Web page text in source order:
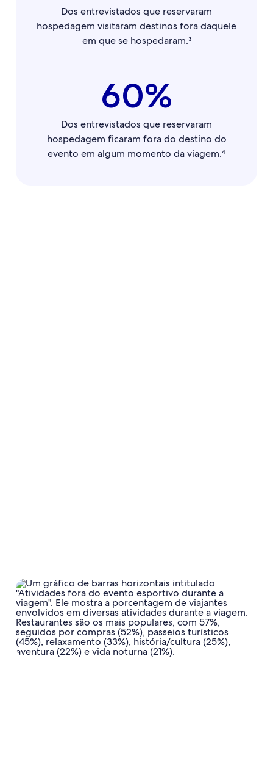
Dos entrevistados que reservaram
hospedagem visitaram destinos fora daquele
em que se hospedaram.³
60%
Dos entrevistados que reservaram
hospedagem ficaram fora do destino do
evento em algum momento da viagem.⁴